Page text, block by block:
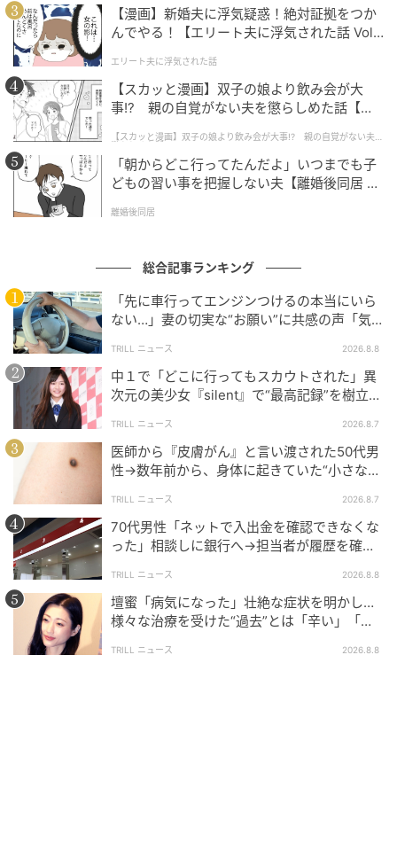
【漫画】新婚夫に浮気疑惑！絶対証拠をつか
んでやる！【エリート夫に浮気された話 Vol.
エリート夫に浮気された話
【スカッと漫画】双子の娘より飲み会が大
事!? 親の自覚がない夫を懲らしめた話【第1
【スカッと漫画】双子の娘より飲み会が大事!? 親の自覚がない夫を
懲らしめた話
「朝からどこ行ってたんだよ」いつまでも子
どもの習い事を把握しない夫【離婚後同居 Vo
離婚後同居
総合記事ランキング
「先に車行ってエンジンつけるの本当にいら
ない…」妻の切実な“お願い”に共感の声「気
TRILL ニュース 2026.8.8
中１で「どこに行ってもスカウトされた」異
次元の美少女『silent』で“最高記録”を樹立し
TRILL ニュース 2026.8.7
医師から『皮膚がん』と言い渡された50代男
性→数年前から、身体に起きていた“小さな異
TRILL ニュース 2026.8.7
70代男性「ネットで入出金を確認できなくな
った」相談しに銀行へ→担当者が履歴を確認
TRILL ニュース 2026.8.8
壇蜜「病気になった」壮絶な症状を明かし…
様々な治療を受けた“過去”とは「辛い」「苦
TRILL ニュース 2026.8.8